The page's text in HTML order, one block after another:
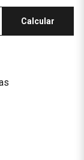
Calcular